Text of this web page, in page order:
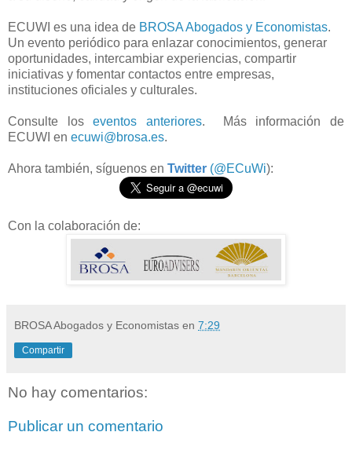
ECUWI es una idea de BROSA Abogados y Economistas.
Un evento periódico para enlazar conocimientos, generar
oportunidades, intercambiar experiencias, compartir
iniciativas y fomentar contactos entre empresas,
instituciones oficiales y culturales.
Consulte loseventos anteriores. Más información de
ECUWI en ecuwi@brosa.es.
Ahora también, síguenos en Twitter (@ECuWi):
Con la colaboración de:
BROSA Abogados y Economistas en 7:29
Compartir
No hay comentarios:
Publicar un comentario